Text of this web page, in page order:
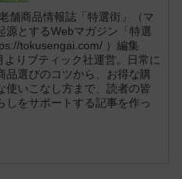
舗商品情報誌「特選街」（マ
源とするWebマガジン「特選
tokusengai.com/ ）編集
よりブティック社運営。日常に
品選びのコツから、お得な購
使いこなし方まで、読者の皆
しをサポートする記事を作っ